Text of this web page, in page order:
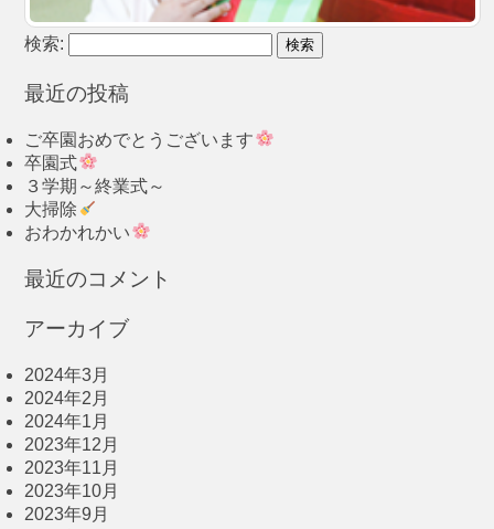
検索:
最近の投稿
ご卒園おめでとうございます
卒園式
３学期～終業式～
大掃除
おわかれかい
最近のコメント
アーカイブ
2024年3月
2024年2月
2024年1月
2023年12月
2023年11月
2023年10月
2023年9月